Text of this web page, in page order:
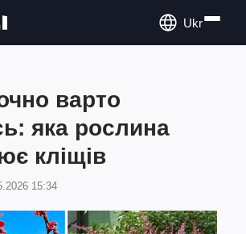
Ukr
варто
яка рослина
кліщів
15:34